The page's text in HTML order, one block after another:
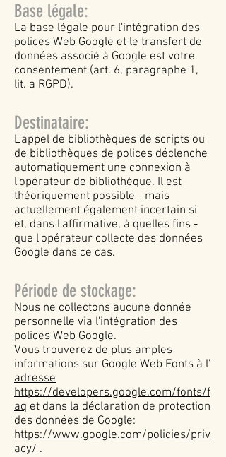
Base légale:
La base légale pour l'intégration des
polices Web Google et le transfert de
données associé à Google est votre
consentement (art. 6, paragraphe 1,
lit. a RGPD).
Destinataire:
L'appel de bibliothèques de scripts ou
de bibliothèques de polices déclenche
automatiquement une connexion à
l'opérateur de bibliothèque. Il est
théoriquement possible - mais
actuellement également incertain si
et, dans l'affirmative, à quelles fins -
que l'opérateur collecte des données
Google dans ce cas.
Période de stockage:
Nous ne collectons aucune donnée
personnelle via l'intégration des
polices Web Google.
Vous trouverez de plus amples
informations sur Google Web Fonts à l'
adresse
https://developers.google.com/fonts/f
aq et dans la déclaration de protection
des données de Google:
https://www.google.com/policies/priv
acy/ .